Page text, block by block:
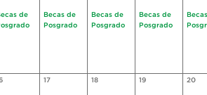
de
Becas de
Posgrado
Becas de
Posgrado
Becas de
Posgrado
17 18 19 20